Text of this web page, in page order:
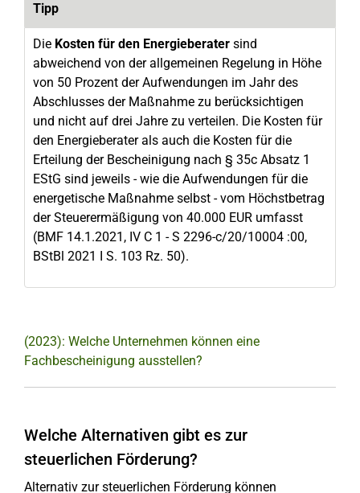
Tipp
Die Kosten für den Energieberater sind
abweichend von der allgemeinen Regelung in Höhe
von 50 Prozent der Aufwendungen im Jahr des
Abschlusses der Maßnahme zu berücksichtigen
und nicht auf drei Jahre zu verteilen. Die Kosten für
den Energieberater als auch die Kosten für die
Erteilung der Bescheinigung nach § 35c Absatz 1
EStG sind jeweils - wie die Aufwendungen für die
energetische Maßnahme selbst - vom Höchstbetrag
der Steuerermäßigung von 40.000 EUR umfasst
(BMF 14.1.2021, IV C 1 - S 2296-c/20/10004 :00,
BStBl 2021 I S. 103 Rz. 50).
(2023): Welche Unternehmen können eine
Fachbescheinigung ausstellen?
Welche Alternativen gibt es zur
steuerlichen Förderung?
Alternativ zur steuerlichen Förderung können